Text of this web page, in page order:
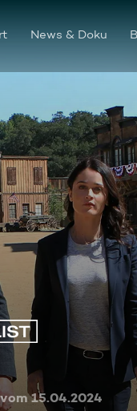
News & Doku
und Indianer
vom 15.04.2024